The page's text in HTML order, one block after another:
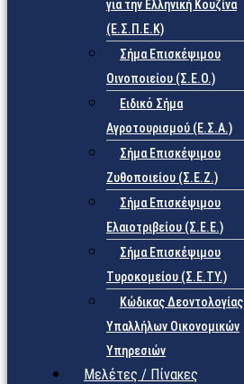
για την Ελληνική Κουζίνα
(Ε.Σ.Π.Ε.Κ)
Σήμα Επισκέψιμου
Οινοποιείου (Σ.Ε.Ο.)
Ειδικό Σήμα
Αγροτουρισμού (Ε.Σ.Α.)
Σήμα Επισκέψιμου
Ζυθοποιείου (Σ.Ε.Ζ.)
Σήμα Επισκέψιμου
Ελαιοτριβείου (Σ.Ε.Ε.)
Σήμα Επισκέψιμου
Τυροκομείου (Σ.Ε.TY.)
Κώδικας Δεοντολογίας
Υπαλλήλων Οικονομικών
Υπηρεσιών
Μελέτες / Πίνακες